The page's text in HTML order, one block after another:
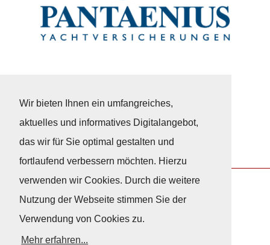
Wir bieten Ihnen ein umfangreiches,
aktuelles und informatives Digitalangebot,
das wir für Sie optimal gestalten und
fortlaufend verbessern möchten. Hierzu
verwenden wir Cookies. Durch die weitere
Nutzung der Webseite stimmen Sie der
Verwendung von Cookies zu.
Mehr erfahren...